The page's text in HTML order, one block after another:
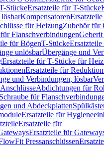
StückeErsatzteile für T-Stücke
Kompensatoren
für HeizungZubehör für
FlanschverbindungenGeberit
für BögenT-Stücke
unlösbarÜbergänge und
Ersatzteile für T-Stücke für
Ersatzteile für
und Verbindungen, lösbar
Abdichtungen für
für
und Abdeckplatten
Ersatzteile für
Ersatzteile für
Ersatzteile für
Pressanschlüssen